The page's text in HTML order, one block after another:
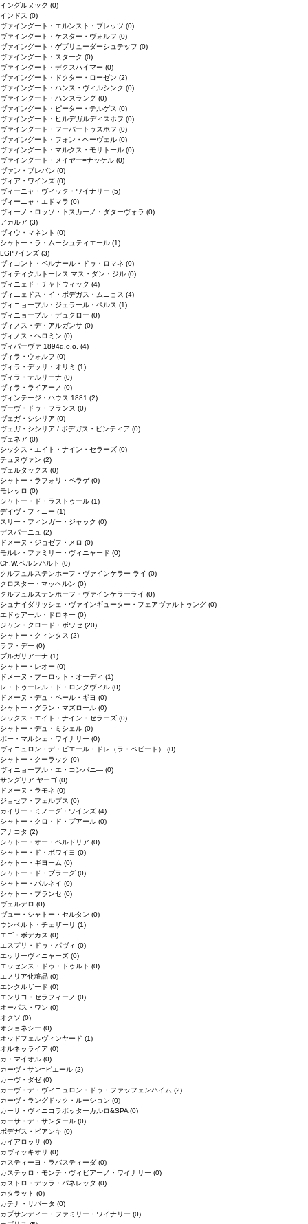
イングルヌック (0)
インドス (0)
ヴァイングート・エルンスト・ブレッツ (0)
ヴァイングート・ケスター・ヴォルフ (0)
ヴァイングート・ゲブリューダーシュテッフ (0)
ヴァイングート・スターク (0)
ヴァイングート・デクスハイマー (0)
ヴァイングート・ドクター・ローゼン (2)
ヴァイングート・ハンス・ヴィルシンク (0)
ヴァイングート・ハンスラング (0)
ヴァイングート・ピーター・テルゲス (0)
ヴァイングート・ヒルデガルディスホフ (0)
ヴァイングート・フーバートゥスホフ (0)
ヴァイングート・フォン・ヘーヴェル (0)
ヴァイングート・マルクス・モリトール (0)
ヴァイングート・メイヤー=ナッケル (0)
ヴァン・ブレバン (0)
ヴィア・ワインズ (0)
ヴィーニャ・ヴィック・ワイナリー (5)
ヴィーニャ・エドマラ (0)
ヴィーノ・ロッソ・トスカーノ・ダターヴォラ (0)
アカルア (3)
ヴィウ・マネント (0)
シャトー・ラ・ムーシュティエール (1)
LGIワインズ (3)
ヴィコント・ベルナール・ドゥ・ロマネ (0)
ヴィティクルトーレス マス・ダン・ジル (0)
ヴィニェド・チャドウィック (4)
ヴィニェドス・イ・ボデガス・ムニョス (4)
ヴィニョーブル・ジェラール・ペルス (1)
ヴィニョーブル・デュクロー (0)
ヴィノス・デ・アルガンサ (0)
ヴィノス・ヘロミン (0)
ヴィパーヴァ 1894d.o.o. (4)
ヴィラ・ウォルフ (0)
ヴィラ・デッリ・オリミ (1)
ヴィラ・テルリーナ (0)
ヴィラ・ライアーノ (0)
ヴィンテージ・ハウス 1881 (2)
ヴーヴ・ドゥ・フランス (0)
ヴェガ・シシリア (0)
ヴェガ・シシリア / ボデガス・ピンティア (0)
ヴェネア (0)
シックス・エイト・ナイン・セラーズ (0)
テュヌヴァン (2)
ヴェルタックス (0)
シャトー・ラフォリ・ペラゲ (0)
モレッロ (0)
シャトー・ド・ラストゥール (1)
デイヴ・フィニー (1)
スリー・フィンガー・ジャック (0)
デスパーニュ (2)
ドメーヌ・ジョゼフ・メロ (0)
モルレ・ファミリー・ヴィニャード (0)
Ch.W.ベルンハルト (0)
クルフュルステンホーフ・ヴァインケラー ライ (0)
クロスター・マッヘルン (0)
クルフュルステンホーフ・ヴァインケラーライ (0)
シュナイダリッシェ・ヴァインギューター・フェアヴァルトゥング (0)
エドゥアール・ドロネー (0)
ジャン・クロード・ボワセ (20)
シャトー・クィンタス (2)
ラフ・デー (0)
ブルガリアーナ (1)
シャトー・レオー (0)
ドメーヌ・ブーロット・オーディ (1)
レ・トゥーレル・ド・ロングヴィル (0)
ドメーヌ・デュ・ペール・ギヨ (0)
シャトー・グラン・マズロール (0)
シックス・エイト・ナイン・セラーズ (0)
シャトー・デュ・ミシェル (0)
ボー・マルシェ・ワイナリー (0)
ヴィニュロン・デ・ピエール・ドレ（ラ・ペピート） (0)
シャトー・クーラック (0)
ヴィニョーブル・エ・コンパニ― (0)
サングリア ヤーゴ (0)
ドメーヌ・ラモネ (0)
ジョセフ・フェルプス (0)
カイリー・ミノーグ・ワインズ (4)
シャトー・クロ・ド・ブアール (0)
アナコタ (2)
シャトー・オー・ペルドリア (0)
シャトー・ド・ボワイヨ (0)
シャトー・ギヨーム (0)
シャトー・ド・ブラーグ (0)
シャトー・パルネイ (0)
シャトー・プランセ (0)
ヴェルデロ (0)
ヴュー・シャトー・セルタン (0)
ウンベルト・チェザーリ (1)
エゴ・ボデカス (0)
エスプリ・ドゥ・パヴィ (0)
エッサーヴィニャーズ (0)
エッセンス・ドゥ・ドゥルト (0)
エノリア化粧品 (0)
エンクルザード (0)
エンリコ・セラフィーノ (0)
オーパス・ワン (0)
オクソ (0)
オショネシー (0)
オッドフェルヴィンヤード (1)
オルネッライア (0)
カ・マイオル (0)
カーヴ・サン=ピエール (2)
カーヴ・ダゼ (0)
カーヴ・デ・ヴィニュロン・ドゥ・ファッフェンハイム (2)
カーヴ・ラングドック・ルーション (0)
カーサ・ヴィニコラボッターカルロ&SPA (0)
カーサ・デ・サンタール (0)
ボデガス・ビアンキ (0)
カイアロッサ (0)
カヴィッキオリ (0)
カスティーヨ・ラバスティーダ (0)
カステッロ・モンテ・ヴィビアーノ・ワイナリー (0)
カストロ・デッラ・パネレッタ (0)
カタラット (0)
カテナ・サパータ (0)
カプサンディー・ファミリー・ワイナリー (0)